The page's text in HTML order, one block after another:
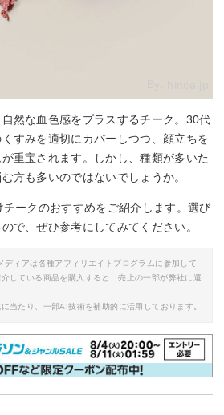
然な血色感をプラスするチーク。30代
すみを適切にカバーしつつ、顔立ちを
重宝されます。しかし、種類が多いた
方も多いのではないでしょうか。
ークのおすすめをご紹介します。選び
で、ぜひ参考にしてみてください。
ィアは各種アフィリエイトプログラムに参加して
している商品を購入すると、売上の一部が弊社に還
当たり、一部AI技術を補助的に活用しております。